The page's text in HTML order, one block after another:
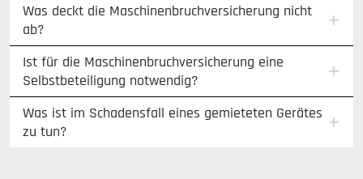
Was deckt die Maschinenbruchversicherung nicht
ab?
Ist für die Maschinenbruchversicherung eine
Selbstbeteiligung notwendig?
Was ist im Schadensfall eines gemieteten Gerätes
zu tun?